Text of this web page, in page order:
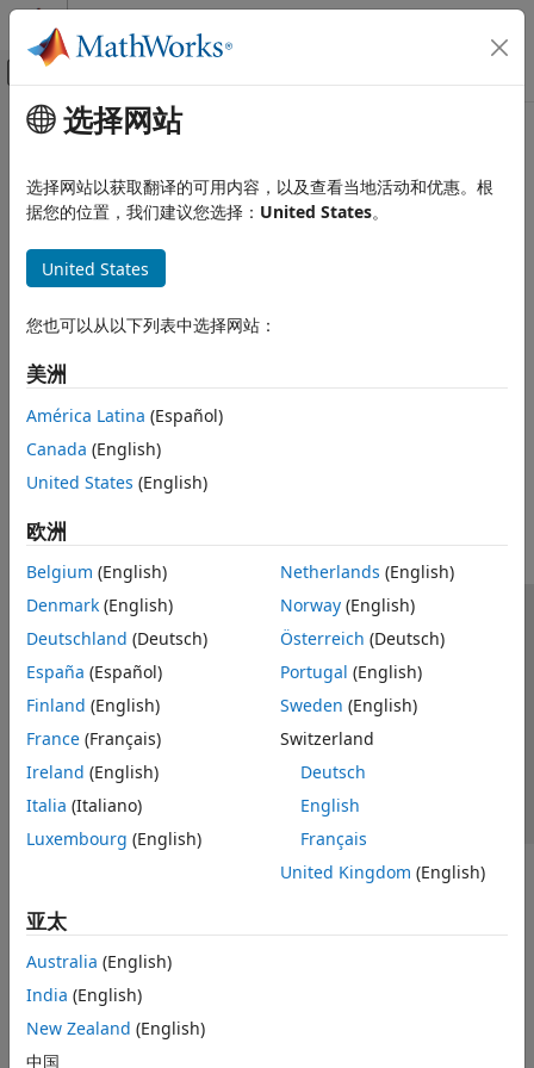
跳到内容
画布外导航菜单切换
文档主页
主要内容
How useful was this information?
选择网站
选择网站以获取翻译的可用内容，以及查看当地活动和优惠。根
据您的位置，我们建议您选择： United States。
United States
您也可以从以下列表中选择网站：
美洲
América Latina (Español)
Canada (English)
United States (English)
欧洲
Belgium (English)
Denmark (English)
Deutschland (Deutsch)
España (Español)
Finland (English)
France (Français)
Ireland (English)
Italia (Italiano)
Luxembourg (English)
Netherlands (English)
Norway(English)
Österreich (Deutsch)
Portugal (English)
Sweden (English)
Switzerland
Deutsch
English
Français
United Kingdom (English)
亚太
Australia (English)
India (English)
New Zealand (English)
中国
信任中心 商标 隐私政策 防盗版
应用程序状态
联系我们
© 1994-2026 The MathWorks, Inc.